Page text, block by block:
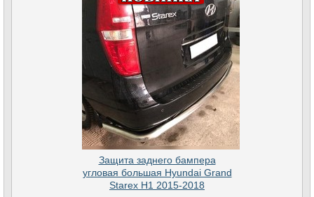
Защита заднего бампера
угловая большая Hyundai Grand
Starex H1 2015-2018